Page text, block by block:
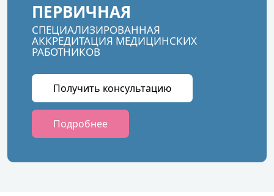
ПЕРВИЧНАЯ
СПЕЦИАЛИЗИРОВАННАЯ
АККРЕДИТАЦИЯ МЕДИЦИНСКИХ
РАБОТНИКОВ
Получить консультацию
Подробнее